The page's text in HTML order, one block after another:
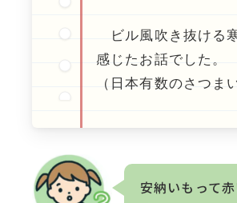
ビル風吹き抜ける
感じたお話でした。
（日本有数のさつま
安納いもって